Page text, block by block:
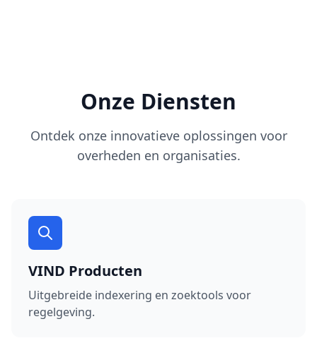
Onze Diensten
Ontdek onze innovatieve oplossingen voor
overheden en organisaties.
VIND Producten
Uitgebreide indexering en zoektools voor
regelgeving.